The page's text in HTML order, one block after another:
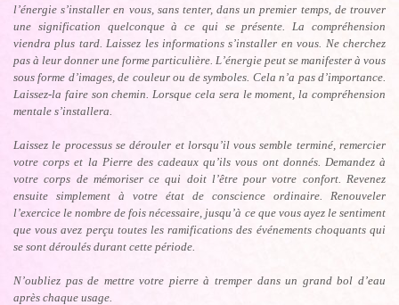
l’énergie s’installer en vous, sans tenter, dans un premier temps, de trouver
une signification quelconque à ce qui se présente. La compréhension
viendra plus tard. Laissez les informations s’installer en vous. Ne cherchez
pas à leur donner une forme particulière. L’énergie peut se manifester à vous
sous forme d’images, de couleur ou de symboles. Cela n’a pas d’importance.
Laissez-la faire son chemin. Lorsque cela sera le moment, la compréhension
mentale s’installera.
Laissez le processus se dérouler et lorsqu’il vous semble terminé, remercier
votre corps et la Pierre des cadeaux qu’ils vous ont donnés. Demandez à
votre corps de mémoriser ce qui doit l’être pour votre confort. Revenez
ensuite simplement à votre état de conscience ordinaire. Renouveler
l’exercice le nombre de fois nécessaire, jusqu’à ce que vous ayez le sentiment
que vous avez perçu toutes les ramifications des événements choquants qui
se sont déroulés durant cette période.
N’oubliez pas de mettre votre pierre à tremper dans un grand bol d’eau
après chaque usage.